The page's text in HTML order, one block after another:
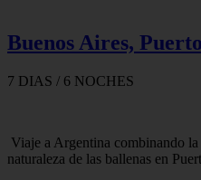
Buenos Aires,
7 DIAS / 6 NOCHES
Viaje a Argentina combinando
naturaleza de las ballenas en